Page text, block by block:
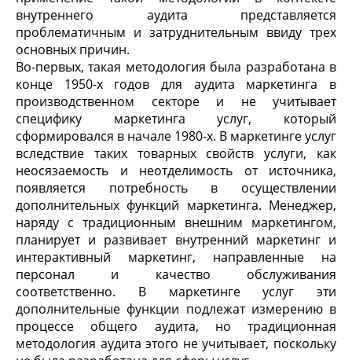
внутреннего аудита представляется
проблематичным и затруднительным ввиду трех
основных причин.
Во-первых, такая методология была разработана в
конце 1950-х годов для аудита маркетинга в
производственном секторе и не учитывает
специфику маркетинга услуг, который
сформировался в начале 1980-х. В маркетинге услуг
вследствие таких товарных свойств услуги, как
неосязаемость и неотделимость от источника,
появляется потребность в осуществлении
дополнительных функций маркетинга. Менеджер,
наряду с традиционным внешним маркетингом,
планирует и развивает внутренний маркетинг и
интерактивный маркетинг, направленные на
персонал и качество обслуживания
соответственно. В маркетинге услуг эти
дополнительные функции подлежат измерению в
процессе общего аудита, но традиционная
методология аудита этого не учитывает, поскольку